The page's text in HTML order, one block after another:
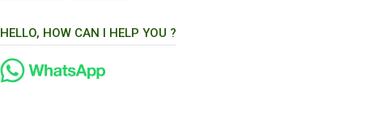
HELLO, HOW CAN I HELP YOU ?